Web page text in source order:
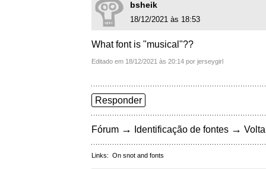
bsheik
18/12/2021 às 18:53
What font is "musical"??
Editado em 18/12/2021 às 20:14 por jerseygirl
Responder
Fórum → Identificação de fontes →
Links: On snot and fonts